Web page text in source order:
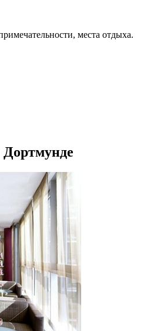
места отдыха.